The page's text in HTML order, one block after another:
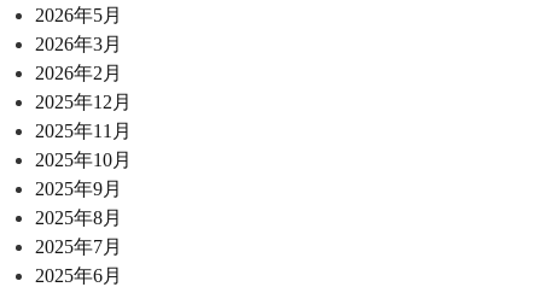
2026年5月
2026年3月
2026年2月
2025年12月
2025年11月
2025年10月
2025年9月
2025年8月
2025年7月
2025年6月